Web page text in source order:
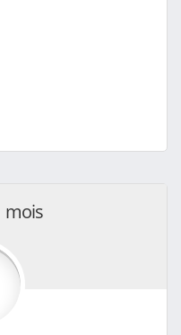
mois